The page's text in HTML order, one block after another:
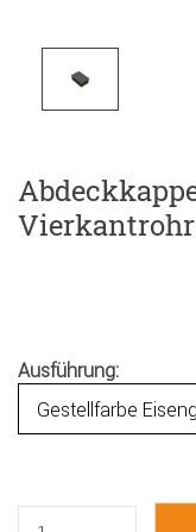
Vierkantrohr
Ausführung: